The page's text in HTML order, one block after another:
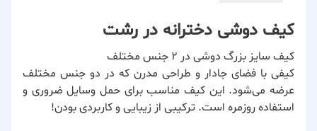
کیف دوشی دخترانه در رشت
کیف سایز بزرگ دوشی در 2 جنس مختلف
کیفی با فضای جادار و طراحی مدرن که در دو جنس مختلف
عرضه می‌شود. این کیف مناسب برای حمل وسایل ضروری و
استفاده روزمره است. ترکیبی از زیبایی و کاربردی بودن!